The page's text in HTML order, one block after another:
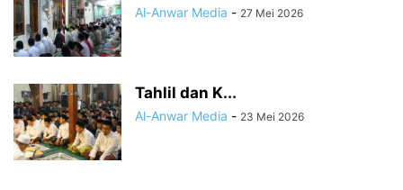
Al-Anwar Media - 27 Mei 2026
Tahlil dan K...
Al-Anwar Media - 23 Mei 2026